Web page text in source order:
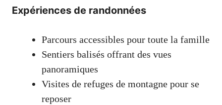
Expériences de randonnées
Parcours accessibles pour toute la famille
Sentiers balisés offrant des vues
panoramiques
Visites de refuges de montagne pour se
reposer